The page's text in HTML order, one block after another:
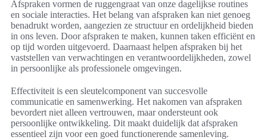
Afspraken vormen de ruggengraat van onze dagelijkse routines
en sociale interacties. Het belang van afspraken kan niet genoeg
benadrukt worden, aangezien ze structuur en ordelijkheid bieden
in ons leven. Door afspraken te maken, kunnen taken efficiënt en
op tijd worden uitgevoerd. Daarnaast helpen afspraken bij het
vaststellen van verwachtingen en verantwoordelijkheden, zowel
in persoonlijke als professionele omgevingen.
Effectiviteit is een sleutelcomponent van succesvolle
communicatie en samenwerking. Het nakomen van afspraken
bevordert niet alleen vertrouwen, maar ondersteunt ook
persoonlijke ontwikkeling. Dit maakt duidelijk dat afspraken
essentieel zijn voor een goed functionerende samenleving.